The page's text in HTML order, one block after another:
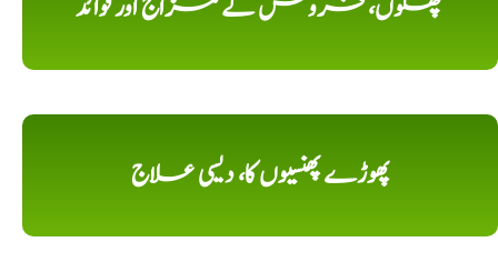
پھوڑے پھنسیوں کا، دیسی علاج